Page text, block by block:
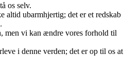
os selv.
altid ubarmhjertig; det er et redskab
men vi kan ændre vores forhold til
i denne verden; det er op til os at